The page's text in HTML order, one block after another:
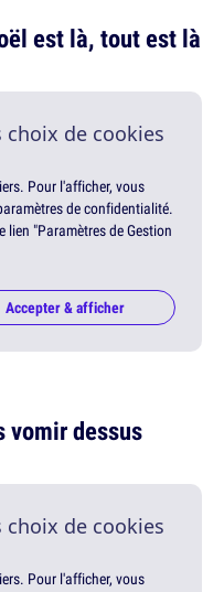
est là, tout est là
choix de cookies
Pour l'afficher, vous
de confidentialité.
"Paramètres de Gestion
Accepter & afficher
vomir dessus
choix de cookies
Pour l'afficher, vous